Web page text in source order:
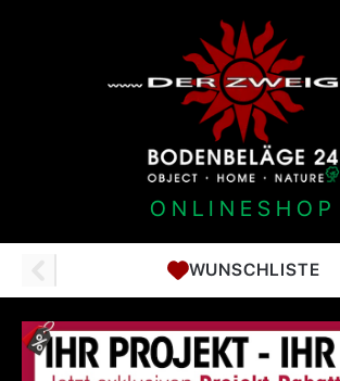
ONLINESHOP
WUNSCHLISTE